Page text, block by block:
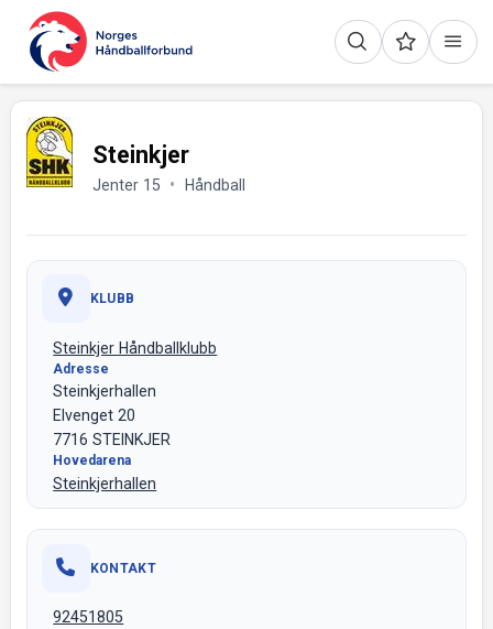
Steinkjer
Jenter 15 Håndball
KLUBB
Steinkjer Håndballklubb
Adresse
Steinkjerhallen
Elvenget 20
7716 STEINKJER
Hovedarena
Steinkjerhallen
KONTAKT
92451805